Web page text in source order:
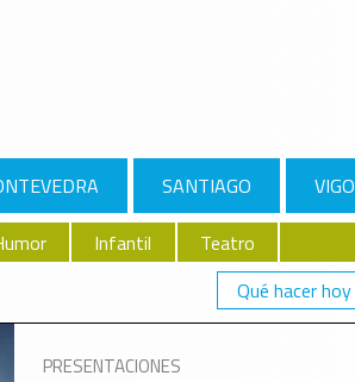
SANTIAGO VIGO
Infantil
Teatro
Qué hacer hoy
PRESENTACIONES